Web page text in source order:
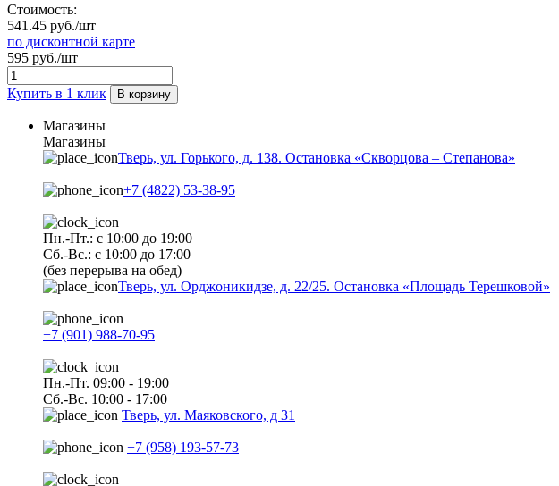
Стоимость:
541.45 руб./шт
по дисконтной карте
595 руб./шт
Купить в 1 клик В корзину
Магазины
Магазины
Тверь, ул. Горького, д. 138. Остановка «Скворцова – Степанова»
+7 (4822) 53-38-95
Пн.-Пт.: с 10:00 до 19:00
Сб.-Вс.: с 10:00 до 17:00
(без перерыва на обед)
Тверь, ул. Орджоникидзе, д. 22/25. Остановка «Площадь Терешковой»
+7 (901) 988-70-95
Пн.-Пт. 09:00 - 19:00
Сб.-Вс. 10:00 - 17:00
Тверь, ул. Маяковского, д 31
+7 (958) 193-57-73